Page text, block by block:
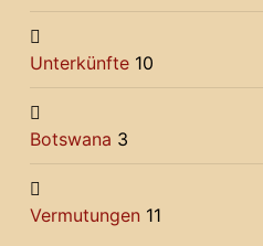
Unterkünfte 10
Botswana 3
Vermutungen 11